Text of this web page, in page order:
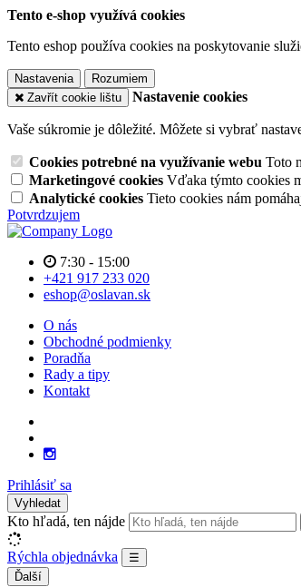
Tento e-shop využívá cookies
Tento eshop používa cookies na poskytovanie
Nastavenia
Rozumiem
Zavřít cookie lištu
Nastavenie cookies
Vaše súkromie je dôležité. Môžete si vybrať
Cookies potrebné na využívanie webu Toto
Marketingové cookies Vďaka týmto cookies
Analytické cookies Tieto cookies nám
Potvrdzujem
7:30 - 15:00
+421 917 233 020
eshop@oslavan.sk
O nás
Obchodné podmienky
Poradňa
Rady a tipy
Kontakt
Prihlásiť sa
Vyhledat
Kto hľadá, ten nájde
Rýchla objednávka
☰
Ďalší